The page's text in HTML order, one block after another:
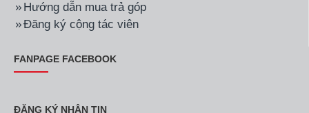
Hướng dẫn mua trả góp
Đăng ký cộng tác viên
FANPAGE FACEBOOK
ĐĂNG KÝ NHẬN TIN